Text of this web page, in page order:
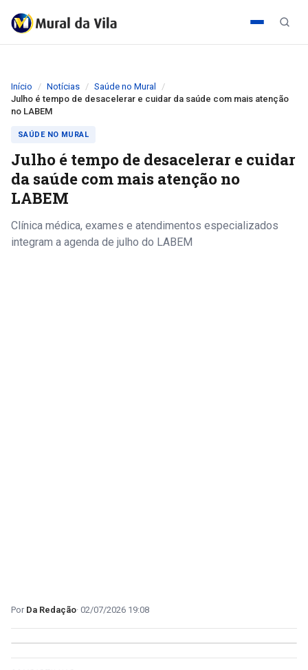
Início Notícias
Saúde no Mural
Julho é tempo de desacelerar e cuidar da saúde com mais atenção
no LABEM
SAÚDE NO MURAL
Julho é tempo de desacelerar e cuidar
da saúde com mais atenção no
LABEM
Clínica médica, exames e atendimentos especializados
integram a agenda de julho do LABEM
Da Redação 02/07/2026 19:08